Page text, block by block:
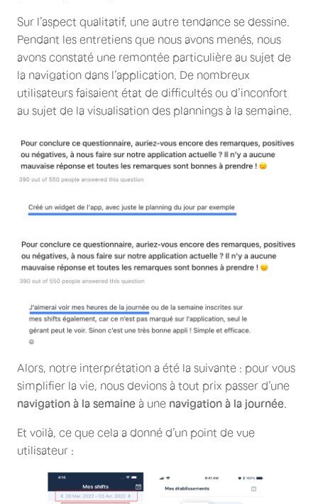
Sur l’aspect qualitatif, une autre tendance se dessine.
Pendant les entretiens que nous avons menés, nous
avons constaté une remontée particulière au sujet de
la navigation dans l’application. De nombreux
utilisateurs faisaient état de difficultés ou d’inconfort
au sujet de la visualisation des plannings à la semaine.
Alors, notre interprétation a été la suivante : pour vous
simplifier la vie, nous devions à tout prix passer d’une
navigation à la semaine à une navigation à la journée
Et voilà, ce que cela a donné d’un point de vue
utilisateur :